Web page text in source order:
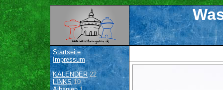
Startseite
Impressum
KALENDER22
LINKS10